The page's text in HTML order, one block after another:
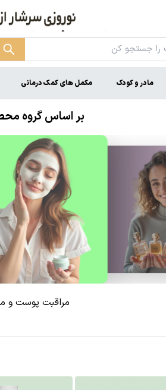
مادر و کودک مکمل های کمک درمانی
بر اساس گروه
مراقبت پوست و